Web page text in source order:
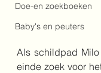
Doe-en zoekboeken
Baby's en peuters
Als schildpad
einde zoek voor